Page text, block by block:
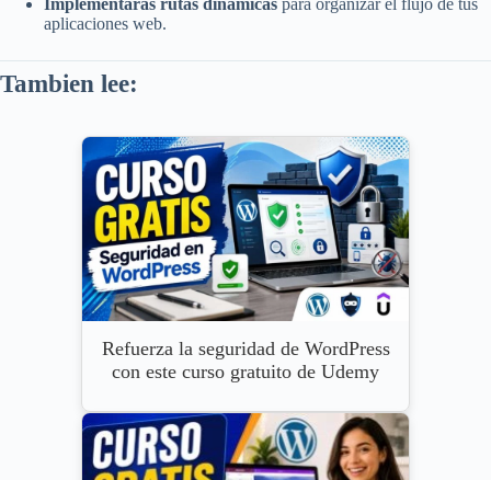
Implementarás rutas dinámicas para organizar el flujo de tus
aplicaciones web.
Tambien lee:
Refuerza la seguridad de WordPress
con este curso gratuito de Udemy